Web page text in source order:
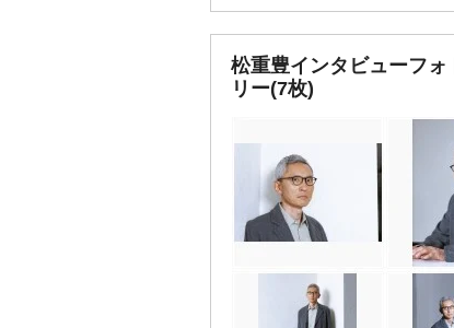
松重豊インタビューフォ
リー(7枚)